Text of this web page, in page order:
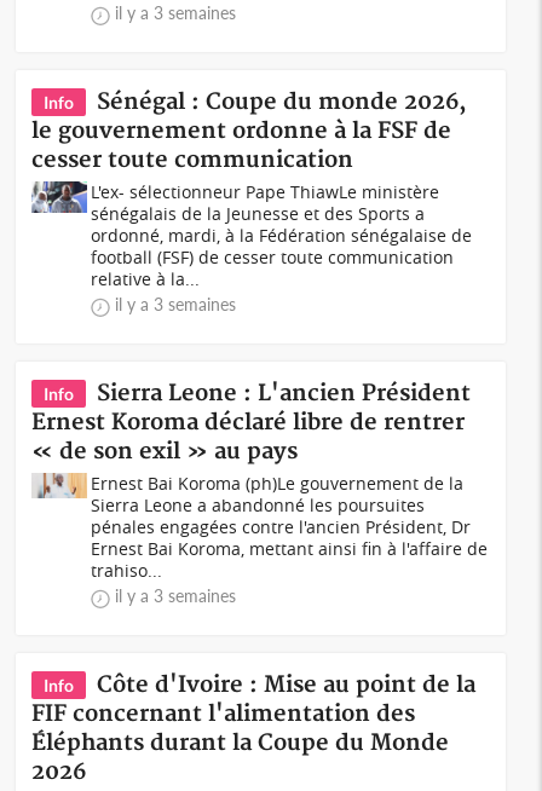
il y a 3 semaines
Info
Sénégal : Coupe du monde 2026,
le gouvernement ordonne à la FSF de
cesser toute communication
L'ex- sélectionneur Pape ThiawLe ministère
sénégalais de la Jeunesse et des Sports a
ordonné, mardi, à la Fédération sénégalaise de
football (FSF) de cesser toute communication
relative à la...
il y a 3 semaines
Info
Sierra Leone : L'ancien Président
Ernest Koroma déclaré libre de rentrer
« de son exil » au pays
Ernest Bai Koroma (ph)Le gouvernement de la
Sierra Leone a abandonné les poursuites
pénales engagées contre l'ancien Président, Dr
Ernest Bai Koroma, mettant ainsi fin à l'affaire de
trahiso...
il y a 3 semaines
Info
Côte d'Ivoire : Mise au point de la
FIF concernant l'alimentation des
Éléphants durant la Coupe du Monde
2026